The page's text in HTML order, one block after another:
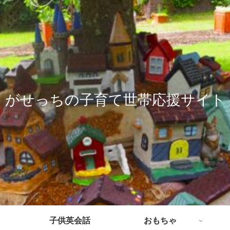
がせっちの子育て世帯応援サイト
子供英会話 おもちゃ